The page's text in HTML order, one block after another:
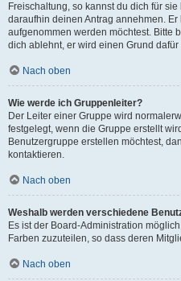
Freischaltung, so kannst du dich für
daraufhin deinen Antrag annehmen.
aufgenommen werden möchtest. Bitte
dich ablehnt, er wird einen Grund dafür
Nach oben
Wie werde ich Gruppenleiter?
Der Leiter einer Gruppe wird
festgelegt, wenn die Gruppe erstellt
Benutzergruppe erstellen möchtest,
kontaktieren.
Nach oben
Weshalb werden verschiedene
Es ist der Board-Administration
Farben zuzuteilen, so dass deren
Nach oben